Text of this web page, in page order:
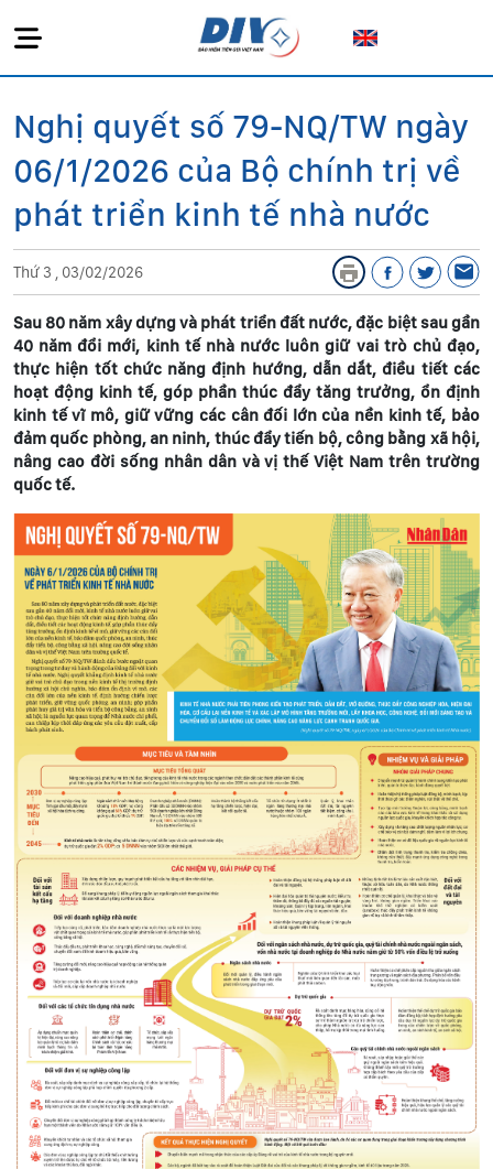
Nghị quyết số 79-NQ/TW ngày
06/1/2026 của Bộ chính trị về
phát triển kinh tế nhà nước
Thứ 3 , 03/02/2026
Sau 80 năm xây dựng và phát triển đất nước, đặc biệt sau gần
40 năm đổi mới, kinh tế nhà nước luôn giữ vai trò chủ đạo,
thực hiện tốt chức năng định hướng, dẫn dắt, điều tiết các
hoạt động kinh tế, góp phần thúc đẩy tăng trưởng, ổn định
kinh tế vĩ mô, giữ vững các cân đối lớn của nền kinh tế, bảo
đảm quốc phòng, an ninh, thúc đẩy tiến bộ, công bằng xã hội,
nâng cao đời sống nhân dân và vị thế Việt Nam trên trường
quốc tế.